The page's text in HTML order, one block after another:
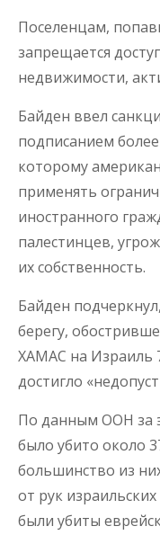
Поселенцам,
запрещается
недвижимости,
Байден ввел
подписанием
которому
применять
иностранного
палестинцев,
их собственность.
Байден
берегу,
ХАМАС на Израиль
достигло
По данным ООН за
было убито около
большинство из
от рук
были убиты